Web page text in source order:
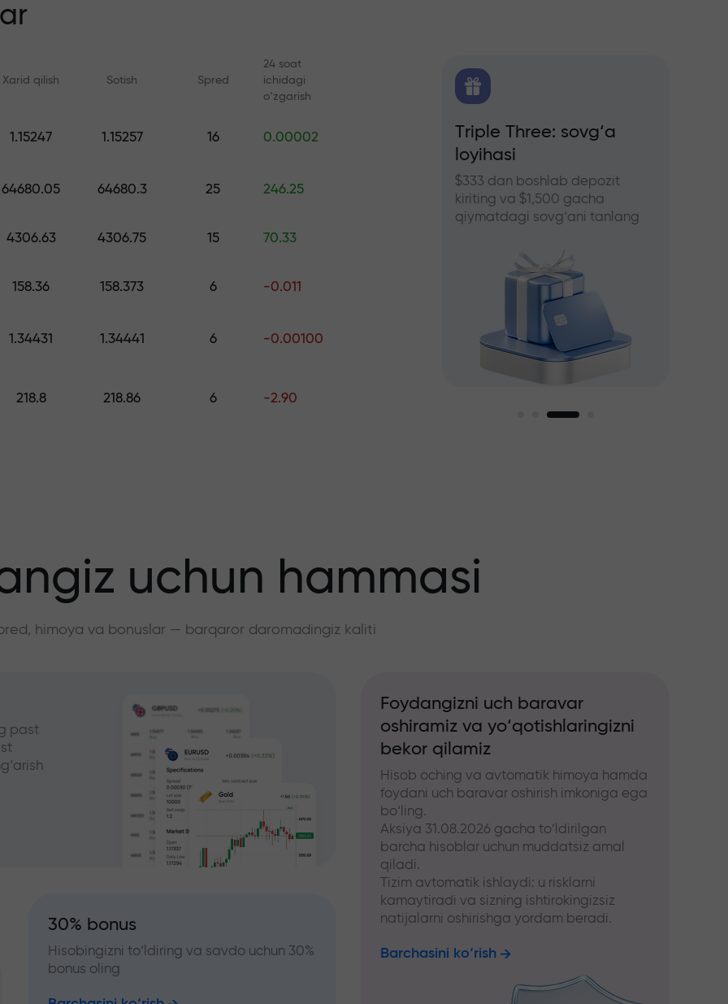
jekpoti
$1,500 gacha qiymatdagi sovg‘ani tanlang
— foydangiz
— bozordagi
Xarid qilish Sotish Spred
24 soat
ichidagi
o‘zgarish
1.15247 1.15257 16 0.00002
64680.05 64680.3 25 246.25
4306.63 4306.75 15 70.33
158.36 158.373 6 -0.011
1.34431 1.34441 6 -0.00100
218.8 218.86 6 -2.90
Onlayn kurslar
va vebinarlar
FX.CO bilan analitika
Triple Three: sovg‘a
loyihasi
$333 dan boshlab depozit
kiriting va $1,500 gacha
qiymatdagi sovg‘ani tanlang
uchun hammasi
himoya va bonuslar — barqaror daromadingiz kaliti
past
30% bonus
Hisobingizni to‘ldiring va savdo uchun 30%
bonus oling
Foydangizni uch baravar
oshiramiz va yo‘qotishlaringizni
bekor qilamiz
Hisob oching va avtomatik himoya hamda
foydani uch baravar oshirish imkoniga ega
bo‘ling.
Aksiya 31.08.2026 gacha to‘ldirilgan
barcha hisoblar uchun muddatsiz amal
qiladi.
Tizim avtomatik ishlaydi: u risklarni
kamaytiradi va sizning ishtirokingizsiz
natijalarni oshirishga yordam beradi.
Barchasini ko‘rish